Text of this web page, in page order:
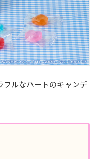
フルなハートのキャンデ